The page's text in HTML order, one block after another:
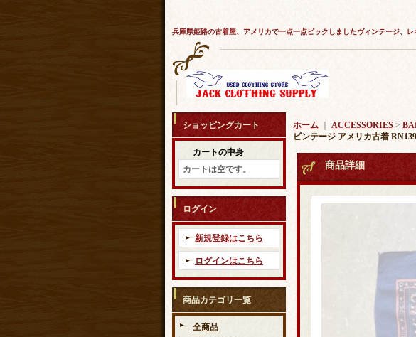
兵庫県姫路の古着屋、アメリカで一点一点ピックしましたヴィンテージ、レ
ショッピングカート
カートの中身
カートは空です。
ログイン
新規登録はこちら
ログインはこちら
商品カテゴリ一覧
全商品
ホーム ACCESSORIES >
ビンテージ アメリカ古着
商品詳細